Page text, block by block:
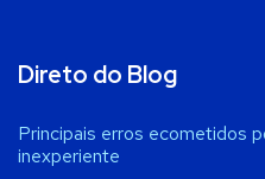
Direto do Blog
Principais erros ecometidos
inexperiente